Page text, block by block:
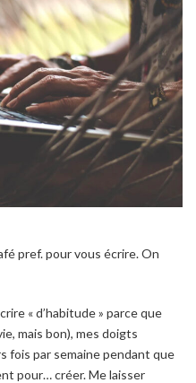
pref. pour vous écrire. On
« d’habitude » parce que
mais bon), mes doigts
fois par semaine pendant que
pour… créer. Me laisser